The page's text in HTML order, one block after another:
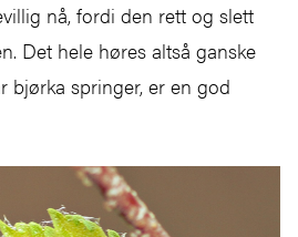
nå, fordi den rett og slett
Det hele høres altså ganske
bjørka springer, er en god